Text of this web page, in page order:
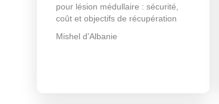
pour lésion médullaire : sécurité,
coût et objectifs de récupération
Mishel d'Albanie